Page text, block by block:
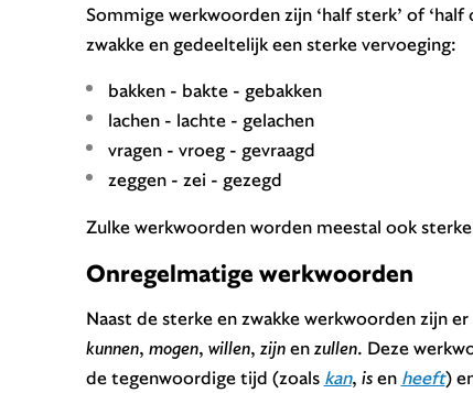
Sommige werkwoorden zijn ‘half sterk’ of
zwakke en gedeeltelijk een sterke vervoeging:
bakken - bakte - gebakken
lachen - lachte - gelachen
vragen - vroeg - gevraagd
zeggen - zei - gezegd
Zulke werkwoorden worden meestal ook
Onregelmatige werkwoorden
Naast de sterke en zwakke werkwoorden zijn
kunnen, mogen, willen, zijnenzullen. Deze
de tegenwoordige tijd (zoals kan, isen heeft)